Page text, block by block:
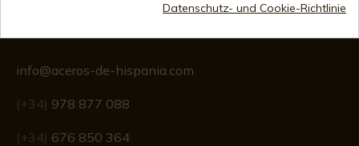
info@aceros-de-hispania.com
(+34) 978 877 088
(+34) 676 850 364
Datenschutz- und Cookie-Richtlinie